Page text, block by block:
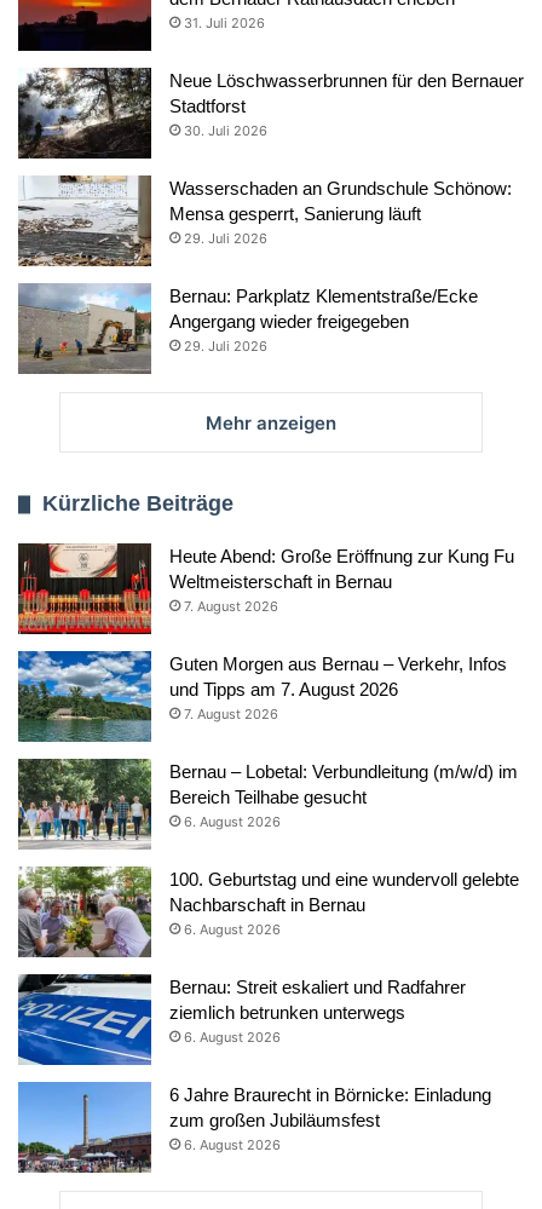
31. Juli 2026
Neue Löschwasserbrunnen für den Bernauer
Stadtforst
30. Juli 2026
Wasserschaden an Grundschule Schönow:
Mensa gesperrt, Sanierung läuft
29. Juli 2026
Bernau: Parkplatz Klementstraße/Ecke
Angergang wieder freigegeben
29. Juli 2026
Mehr anzeigen
Kürzliche Beiträge
Heute Abend: Große Eröffnung zur Kung Fu
Weltmeisterschaft in Bernau
7. August 2026
Guten Morgen aus Bernau – Verkehr, Infos
und Tipps am 7. August 2026
7. August 2026
Bernau – Lobetal: Verbundleitung (m/w/d) im
Bereich Teilhabe gesucht
6. August 2026
100. Geburtstag und eine wundervoll gelebte
Nachbarschaft in Bernau
6. August 2026
Bernau: Streit eskaliert und Radfahrer
ziemlich betrunken unterwegs
6. August 2026
6 Jahre Braurecht in Börnicke: Einladung
zum großen Jubiläumsfest
6. August 2026